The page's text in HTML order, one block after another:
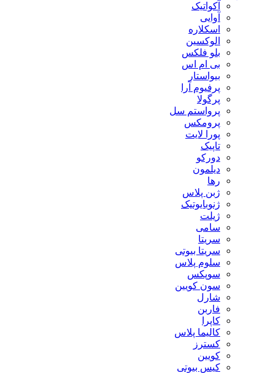
آکواتیک
آوایی
اسکلاره
الوکسین
بلو فلکس
بی ام اس
بیواستار
پرفیوم آرا
پرگولا
پرواستم سل
پرومکس
پورا لایت
تاپیک
دورکو
دیلمون
رها
ژبن پلاس
ژنوبایوتیک
ژیلت
سامی
سریتا
سریتا بیوتی
سلوم پلاس
سوپکس
سون کویین
شارل
فاربن
کاپرا
کالیما پلاس
کسترز
کویین
کیس بیوتی